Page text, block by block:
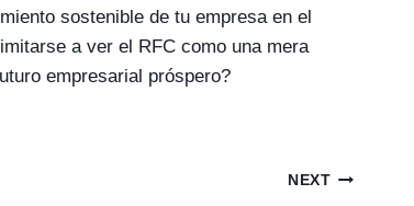
sostenible de tu empresa en el
a ver el RFC como una mera
empresarial próspero?
NEXT